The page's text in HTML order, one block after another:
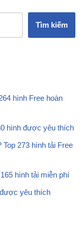
Tìm kiếm
hình Free hoàn
hình được yêu thích
273 hình tải Free
hình tải miễn phí
yêu thích